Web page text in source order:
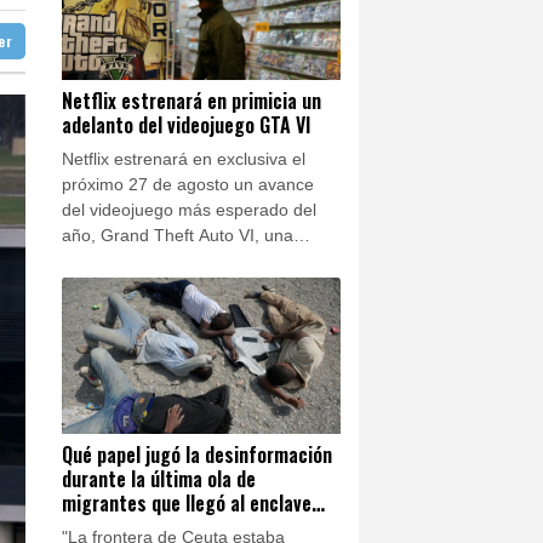
28 °C
26 °C
Ibiza
26 °C
22 °C
uruguayo
Netflix estrenará en primicia un
adelanto del videojuego GTA VI
Netflix estrenará en exclusiva el
próximo 27 de agosto un avance
del videojuego más esperado del
año, Grand Theft Auto VI, una
anunció este jueves el estudio
estadounidense Rockstar.
Qué papel jugó la desinformación
durante la última ola de
migrantes que llegó al enclave
español de Ceuta
"La frontera de Ceuta estaba